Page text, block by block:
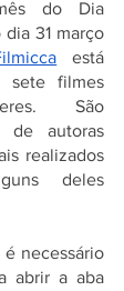
do Dia
31 março
está
sete filmes
São
de autoras
realizados
deles
é necessário
abrir a aba